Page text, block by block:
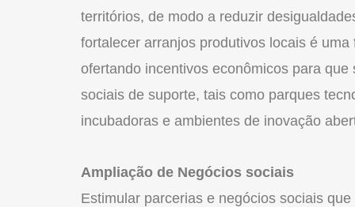
territórios, de modo a reduzir
fortalecer arranjos produtivos locais é
ofertando incentivos econômicos para
sociais de suporte, tais como parques
incubadoras e ambientes de inovação
Ampliação de Negócios sociais
Estimular parcerias e negócios sociais